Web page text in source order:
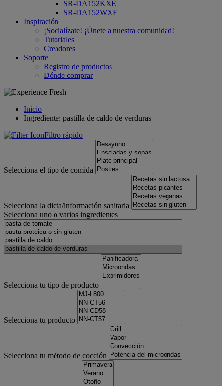
SR-DA152KXE
SR-DA152WXE
Inspiración
¡Socialízate! ¡Únete a nuestra comunidad!
Tutoriales
Creadores
Soporte
Registro de productos
Dónde comprar
Inicio
Ingrediente: pastilla de caldo de verduras
Filtro rápido
Selecciona el tipo de comida
Selecciona la dieta/información sanitaria
Selecciona uno o varios ingredientes
Selecciona tu tipo de producto
Selecciona tu producto
Selecciona tu método de cocción